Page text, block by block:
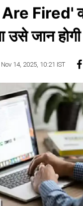
Are Fired'
जान होगी
Nov 14, 2025, 10:21 IST